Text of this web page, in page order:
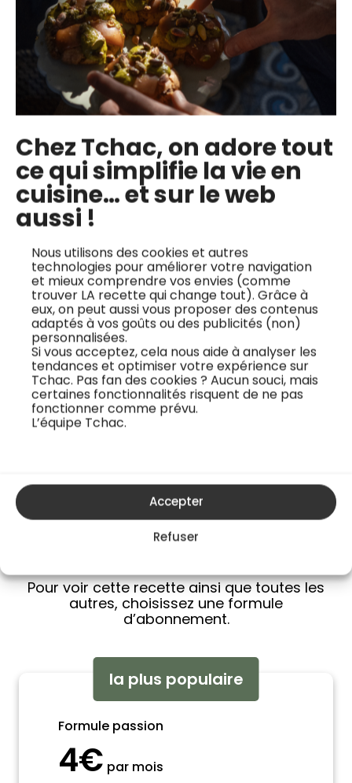
Chez Tchac, on adore tout
ce qui simplifie la vie en
cuisine… et sur le web
aussi !
Nous utilisons des cookies et autres
technologies pour améliorer votre navigation
et mieux comprendre vos envies (comme
trouver LA recette qui change tout). Grâce à
eux, on peut aussi vous proposer des contenus
adaptés à vos goûts ou des publicités (non)
personnalisées.
Si vous acceptez, cela nous aide à analyser les
tendances et optimiser votre expérience sur
Tchac. Pas fan des cookies ? Aucun souci, mais
certaines fonctionnalités risquent de ne pas
fonctionner comme prévu.
L’équipe Tchac.
Accepter
Refuser
Caviar d’aubergine
Découvrez le caviar
d’aubergine, une
recette
méditerranéenne
incontournable pour
un apéritif réussi.
Facile à réaliser et
pleine de saveurs,
cette préparation
végétarienne est
idéale pour les
saisons printemps-
été. Le chef Josselin
Mar...
Gravelax de
maquereaux
Découvrez comment
préparer un délicieux
recette fraîche et
légère, parfaite pour
le printemps et l’été.
Ce plat, signé par le
chef Josselin Marie,
propose une
méthode simple pour
transformer un
poisson abord...
Pour voir cette recette ainsi que toutes les
autres, choisissez une formule
d’abonnement.
la plus populaire
Formule passion
4€ par mois